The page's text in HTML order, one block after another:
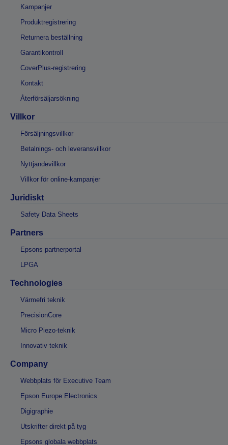
Kampanjer
Produktregistrering
Returnera beställning
Garantikontroll
CoverPlus-registrering
Kontakt
Återförsäljarsökning
Villkor
Försäljningsvillkor
Betalnings- och leveransvillkor
Nyttjandevillkor
Villkor för online-kampanjer
Juridiskt
Safety Data Sheets
Partners
Epsons partnerportal
LPGA
Technologies
Värmefri teknik
PrecisionCore
Micro Piezo-teknik
Innovativ teknik
Company
Webbplats för Executive Team
Epson Europe Electronics
Digigraphie
Utskrifter direkt på tyg
Epsons globala webbplats